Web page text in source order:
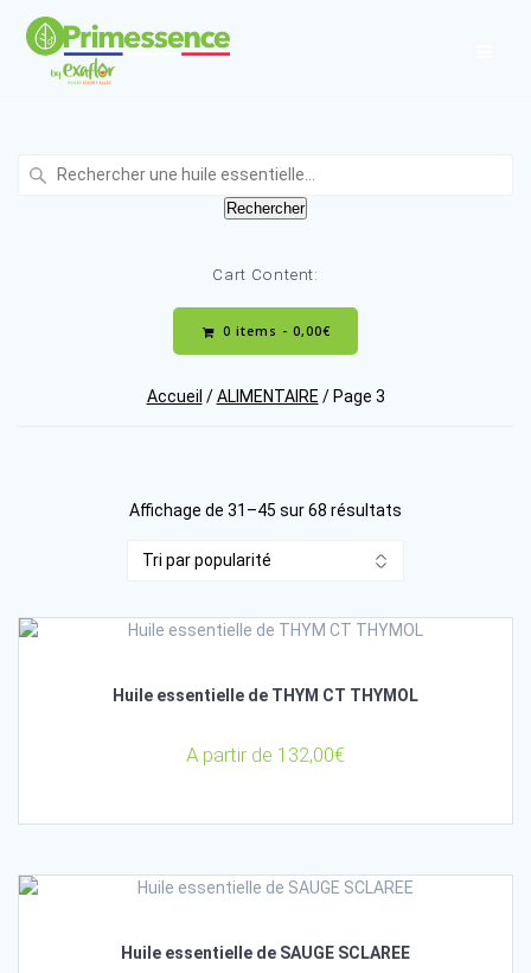
Recherche
Rechercher
Cart Content:
0 items - 0,00€
Accueil /ALIMENTAIRE / Page 3
Affichage de 31–45 sur 68 résultats
Huile essentielle de THYM CT THYMOL
A partir de 132,00€
Huile essentielle de SAUGE SCLAREE